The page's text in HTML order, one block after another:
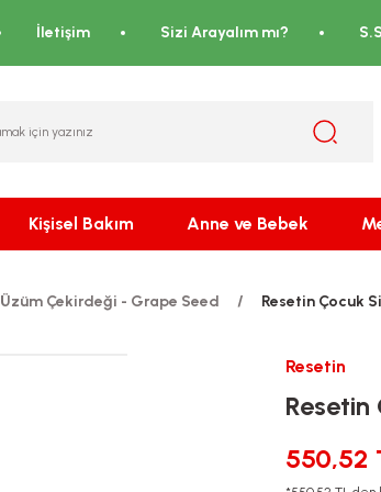
İletişim Sizi Arayalım mı?
Kişisel Bakım Anne ve Bebek
Üzüm Çekirdeği - Grape Seed Resetin Çocuk
Resetin
Resetin
550,52